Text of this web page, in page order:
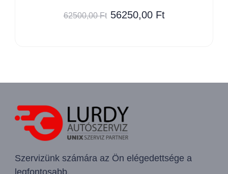
62500,00Ft 56250,00 Ft
Szervizünk számára az Ön elégedettsége a
legfontosabb.